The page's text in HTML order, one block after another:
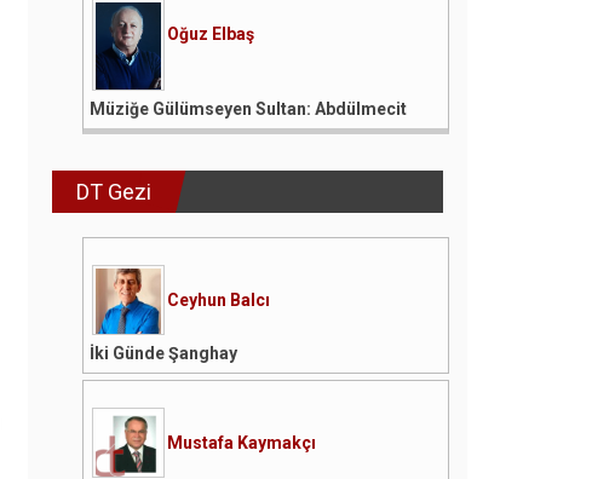
Oğuz Elbaş
Müziğe Gülümseyen Sultan: Abdülmecit
DT Gezi
Ceyhun Balcı
İki Günde Şanghay
Mustafa Kaymakçı